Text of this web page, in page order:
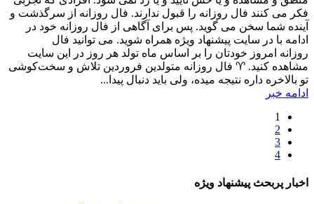
فکر می کنند فال روزانه را قبول ندارند. فال روزانه از سرگذشت و
آینده شما سخن می گوید. پس برای آگاهی از فال روزانه خود در
ادامه با در سایت پیشنهاد ویژه همراه شوید. می توانید فال
روزانه امروز خودتان را بر اساس ماه تولد هر روز در این سایت
مشاهده کنید. ♈ فال روزانه متولدین فروردین تلاش و سخت‌کوشی‌
تو بالاخره داره نتیجه میده، ولی باید دنبال پیدا...
ادامه خبر
1
2
3
4
اخبار پربحث پیشنهاد ویژه